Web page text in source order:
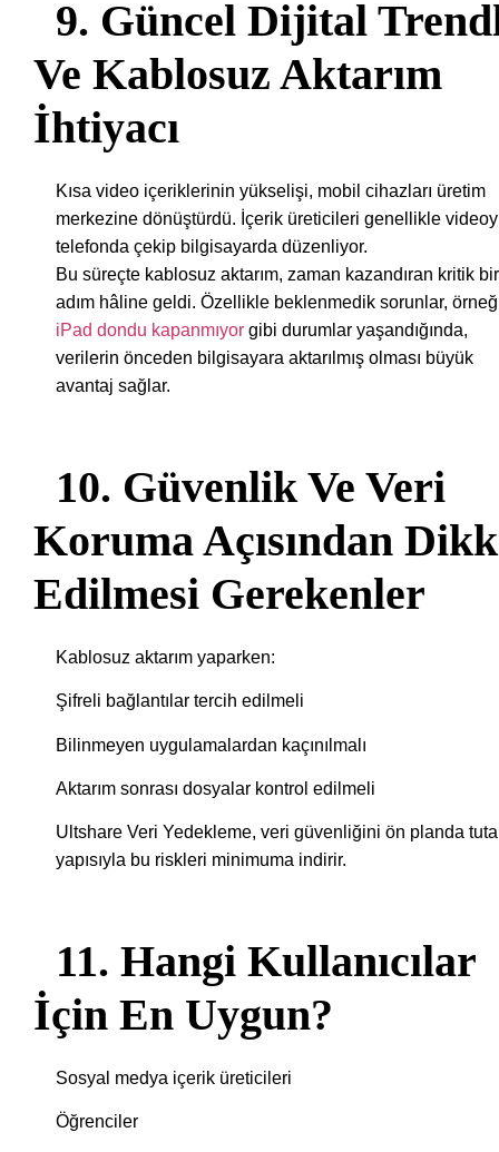
9. Güncel Dijital
Ve Kablosuz Aktarım
İhtiyacı
Kısa video içeriklerinin yükselişi, mobil cihazları üretim
merkezine dönüştürdü. İçerik üreticileri genellikle
telefonda çekip bilgisayarda düzenliyor.
Bu süreçte kablosuz aktarım, zaman kazandıran kritik bir
adım hâline geldi. Özellikle beklenmedik sorunlar,
iPad dondu kapanmıyor gibi durumlar yaşandığında,
verilerin önceden bilgisayara aktarılmış olması büyük
avantaj sağlar.
10. Güvenlik Ve Veri
Koruma Açısından
Edilmesi Gerekenler
Kablosuz aktarım yaparken:
Şifreli bağlantılar tercih edilmeli
Bilinmeyen uygulamalardan kaçınılmalı
Aktarım sonrası dosyalar kontrol edilmeli
Ultshare Veri Yedekleme, veri güvenliğini ön planda
yapısıyla bu riskleri minimuma indirir.
11. Hangi Kullanıcılar
İçin En Uygun?
Sosyal medya içerik üreticileri
Öğrenciler